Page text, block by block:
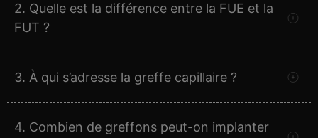
2. Quelle est la différence entre la FUE et la
FUT ?
3. À qui s’adresse la greffe capillaire ?
4. Combien de greffons peut-on implanter